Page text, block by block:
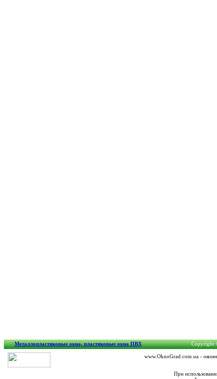
Металлопластиковые окна, пластиковые окна ПВХ Copyright
www.OknoGrad.com.ua -
При